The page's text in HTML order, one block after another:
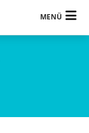
MENÜ